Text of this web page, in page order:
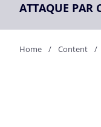
ATTAQUE PAR
Home Content